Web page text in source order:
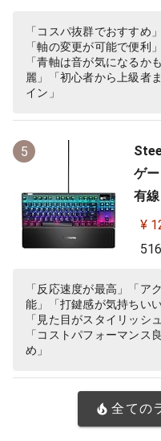
】
「コスパ抜群でおすすめ
「軸の変更が可能で便利
「青軸は音が気になるか
麗」「初心者から上級者
イン」
5
ゲ
有
有
¥
「反応速度が最高」「ア
能」「打鍵感が気持ちい
「見た目がスタイリッシ
「コストパフォーマンス
め」
全ての